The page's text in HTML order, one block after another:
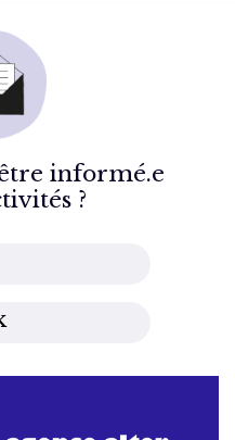
informé.e
?